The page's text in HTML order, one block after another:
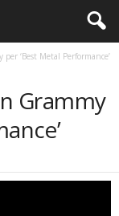
‘Best Metal Performance’
Grammy